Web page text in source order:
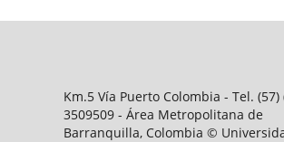
Km.5 Vía Puerto Colombia - Tel. (57)
3509509 - Área Metropolitana de
Barranquilla, Colombia ©